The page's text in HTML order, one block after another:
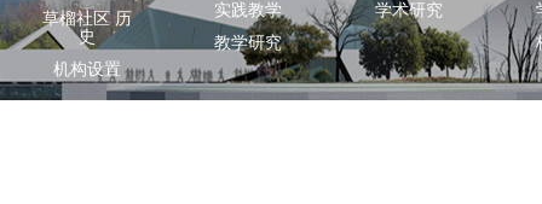
草榴社区 历
史
机构设置
实践教学
教学研究
学术研究